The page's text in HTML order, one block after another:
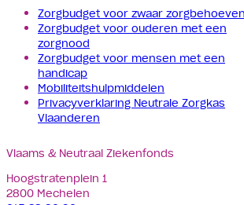
Zorgbudget voor zwaar
Zorgbudget voor ouderen met een
zorgnood
Zorgbudget voor mensen met een
handicap
Mobiliteitshulpmiddelen
Privacyverklaring Neutrale Zorgkas
Vlaanderen
Vlaams & Neutraal Ziekenfonds
Hoogstratenplein 1
2800 Mechelen